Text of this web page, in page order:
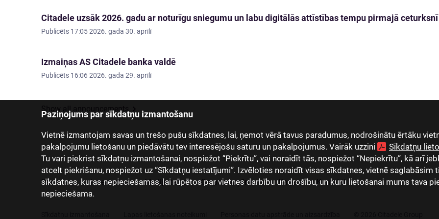
Paziņojums par sīkdatņu izmantošanu
Vietnē izmantojam savas un trešo pušu sīkdatnes, lai, ņemot vērā tavus paradumus, nodrošinātu ērtāku
pakalpojumu lietošanu un piedāvātu tev interesējošu saturu un pakalpojumus. Vairāk uzzini
Sīkdatņu
Tu vari piekrist sīkdatņu izmantošanai, nospiežot “Piekrītu”, vai noraidīt tās, nospiežot “Nepiekrītu”, kā arī
atcelt piekrišanu, nospiežot uz “Sīkdatņu iestatījumi”. Izvēloties noraidīt visas sīkdatnes, vietnē saglabāsim
sīkdatnes, kuras nepieciešamas, lai rūpētos par vietnes darbību un drošību, un kuru lietošanai mums tava
nepieciešama.
Citadele uzsāk 2026. gadu ar noturīgu sniegumu un labu digitālās attīstības tempu pirmajā ceturksnī
Publicēts 17:05 2026. gada 30. aprīlī
Izmaiņas AS Citadele banka valdē
Publicēts 16:06 2026. gada 29. aprīlī
Show all announcements
Par mums Investoriem Mediju telpa Grupas uzņēmumi Karjera Kontakti